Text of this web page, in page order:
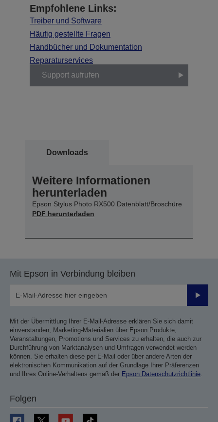
Empfohlene Links:
Treiber und Software
Häufig gestellte Fragen
Handbücher und Dokumentation
Reparaturservices
Support aufrufen
Downloads
Weitere Informationen
herunterladen
Epson Stylus Photo RX500 Datenblatt/Broschüre
PDF herunterladen
Mit Epson in Verbindung bleiben
Mit der Übermittlung Ihrer E-Mail-Adresse erklären Sie sich damit
einverstanden, Marketing-Materialien über Epson Produkte,
Veranstaltungen, Promotions und Services zu erhalten, die auch zur
Durchführung von Marktanalysen und Umfragen verwendet werden
können. Sie erhalten diese per E-Mail oder über andere Arten der
elektronischen Kommunikation auf der Grundlage Ihrer Präferenzen
und Ihres Online-Verhaltens gemäß der Epson Datenschutzrichtlinie
Folgen